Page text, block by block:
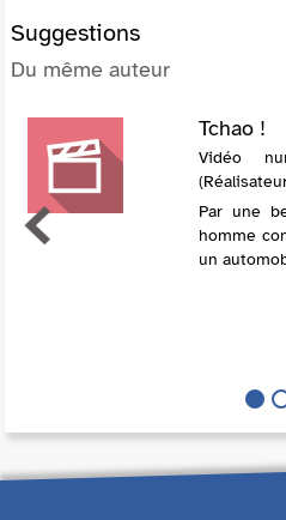
Suggestions
Du même auteur
Tchao !
Vidéo
Par une
homme
un